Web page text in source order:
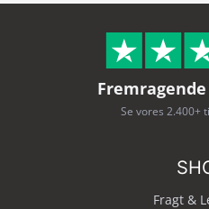
Fremragende
Se vores 2.400+
Fragt &